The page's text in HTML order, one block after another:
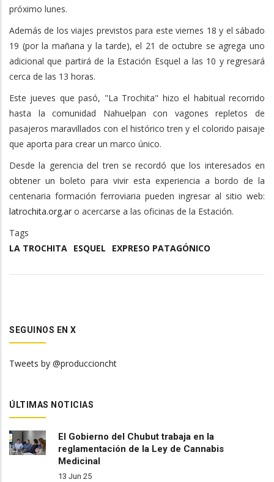
próximo lunes.
Además de los viajes previstos para este viernes 18 y el sábado
19 (por la mañana y la tarde), el 21 de octubre se agrega uno
adicional que partirá de la Estación Esquel a las 10 y regresará
cerca de las 13 horas.
Este jueves que pasó, "La Trochita" hizo el habitual recorrido
hasta la comunidad Nahuelpan con vagones repletos de
pasajeros maravillados con el histórico tren y el colorido paisaje
que aporta para crear un marco único.
Desde la gerencia del tren se recordó que los interesados en
obtener un boleto para vivir esta experiencia a bordo de la
centenaria formación ferroviaria pueden ingresar al sitio web:
latrochita.org.ar o acercarse a las oficinas de la Estación.
Tags
LA TROCHITA ESQUEL EXPRESO PATAGÓNICO
SEGUINOS EN X
Tweets by @produccioncht
ÚLTIMAS NOTICIAS
El Gobierno del Chubut trabaja en la
reglamentación de la Ley de Cannabis
Medicinal
13 Jun 25